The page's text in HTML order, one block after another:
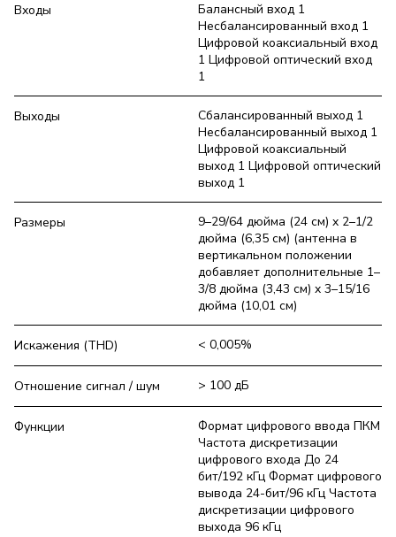
Входы
Балансный вход 1
Несбалансированный вход 1
Цифровой коаксиальный вход
1 Цифровой оптический вход
1
Выходы
Сбалансированный выход 1
Несбалансированный выход 1
Цифровой коаксиальный
выход 1 Цифровой оптический
выход 1
Размеры
9–29/64 дюйма (24 см) x 2–1/2
дюйма (6,35 см) (антенна в
вертикальном положении
добавляет дополнительные 1–
3/8 дюйма (3,43 см) x 3–15/16
дюйма (10,01 см)
Искажения (THD) < 0,005%
Отношение сигнал / шум > 100 дБ
Функции
Формат цифрового ввода ПКМ
Частота дискретизации
цифрового входа До 24
бит/192 кГц Формат цифрового
вывода 24-бит/96 кГц Частота
дискретизации цифрового
выхода 96 кГц